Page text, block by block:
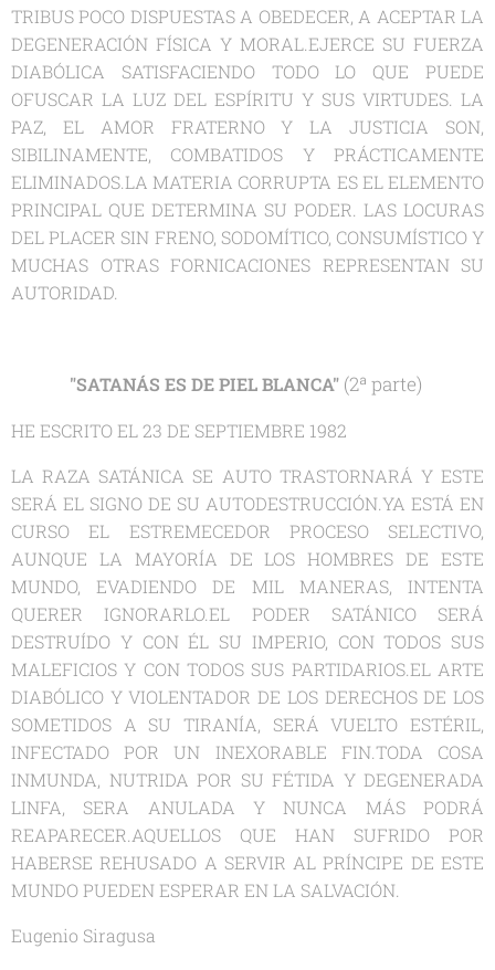
TRIBUS POCO DISPUESTAS A OBEDECER, A ACEPTAR LA
DEGENERACIÓN FÍSICA Y MORAL.EJERCE SU FUERZA
DIABÓLICA SATISFACIENDO TODO LO QUE PUEDE
OFUSCAR LA LUZ DEL ESPÍRITU Y SUS VIRTUDES. LA
PAZ, EL AMOR FRATERNO Y LA JUSTICIA SON,
SIBILINAMENTE, COMBATIDOS Y PRÁCTICAMENTE
ELIMINADOS.LA MATERIA CORRUPTA ES EL ELEMENTO
PRINCIPAL QUE DETERMINA SU PODER. LAS LOCURAS
DEL PLACER SIN FRENO, SODOMÍTICO, CONSUMÍSTICO Y
MUCHAS OTRAS FORNICACIONES REPRESENTAN SU
AUTORIDAD.
"SATANÁS ES DE PIEL BLANCA" (2ª parte)
HE ESCRITO EL 23 DE SEPTIEMBRE 1982
LA RAZA SATÁNICA SE AUTO TRASTORNARÁ Y ESTE
SERÁ EL SIGNO DE SU AUTODESTRUCCIÓN.YA ESTÁ EN
CURSO EL ESTREMECEDOR PROCESO SELECTIVO,
AUNQUE LA MAYORÍA DE LOS HOMBRES DE ESTE
MUNDO, EVADIENDO DE MIL MANERAS, INTENTA
QUERER IGNORARLO.EL PODER SATÁNICO SERÁ
DESTRUÍDO Y CON ÉL SU IMPERIO, CON TODOS SUS
MALEFICIOS Y CON TODOS SUS PARTIDARIOS.EL ARTE
DIABÓLICO Y VIOLENTADOR DE LOS DERECHOS DE LOS
SOMETIDOS A SU TIRANÍA, SERÁ VUELTO ESTÉRIL,
INFECTADO POR UN INEXORABLE FIN.TODA COSA
INMUNDA, NUTRIDA POR SU FÉTIDA Y DEGENERADA
LINFA, SERA ANULADA Y NUNCA MÁS PODRÁ
REAPARECER.AQUELLOS QUE HAN SUFRIDO POR
HABERSE REHUSADO A SERVIR AL PRÍNCIPE DE ESTE
MUNDO PUEDEN ESPERAR EN LA SALVACIÓN.
Eugenio Siragusa